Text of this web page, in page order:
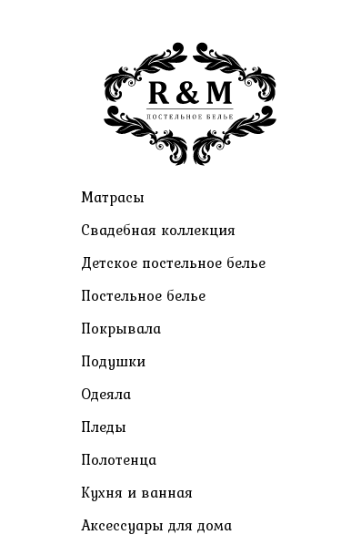
Матрасы
Свадебная коллекция
Детское постельное белье
Постельное белье
Покрывала
Подушки
Одеяла
Пледы
Полотенца
Кухня и ванная
Аксессуары для дома